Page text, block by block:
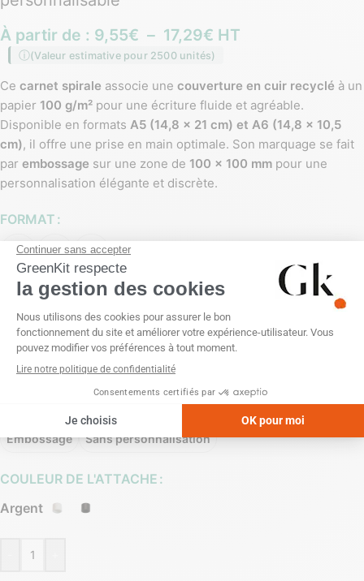
À partir de : 9,55€ – 17,29€ HT
(Valeur estimative pour 2500 unités)
Ce carnet spirale associe une couverture en cuir recyclé à un
papier 100 g/m² pour une écriture fluide et agréable.
Disponible en formats A5 (14,8 x 21 cm) et A6 (14,8 x 10,5
cm), il offre une prise en main optimale. Son marquage se fait
par embossage sur une zone de 100 x 100 mm pour une
personnalisation élégante et discrète.
FORMAT
A6 A5 A4
COULEUR
Embossage Sans personnalisation
COULEUR DE L'ATTACHE
Argent